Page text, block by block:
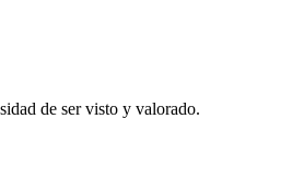
de ser visto y valorado.